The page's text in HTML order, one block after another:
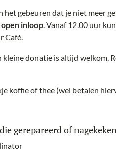
het gebeuren dat je niet meer
open inloop. Vanaf 12.00 uur
Café.
kleine donatie is altijd welkom.
koffie of thee (wel betalen
gerepareerd of